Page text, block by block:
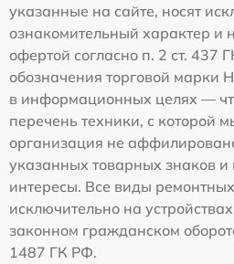
указанные на сайте, носят
ознакомительный характер и
офертой согласно п. 2 ст. 437
обозначения торговой марки
в информационных целях —
перечень техники, с которой
организация не
указанных товарных знаков и
интересы. Все виды
исключительно на
законном гражданском
1487 ГК РФ.